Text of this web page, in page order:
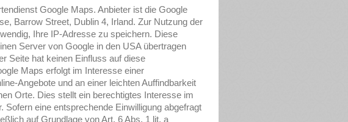
Google Maps. Anbieter ist die Google
Barrow Street, Dublin 4, Irland. Zur Nutzung der
Ihre IP-Adresse zu speichern. Diese
Server von Google in den USA übertragen
Seite hat keinen Einfluss auf diese
Maps erfolgt im Interesse einer
Angebote und an einer leichten Auffindbarkeit
Orte. Dies stellt ein berechtigtes Interesse im
Sofern eine entsprechende Einwilligung abgefragt
auf Grundlage von Art. 6 Abs. 1 lit. a